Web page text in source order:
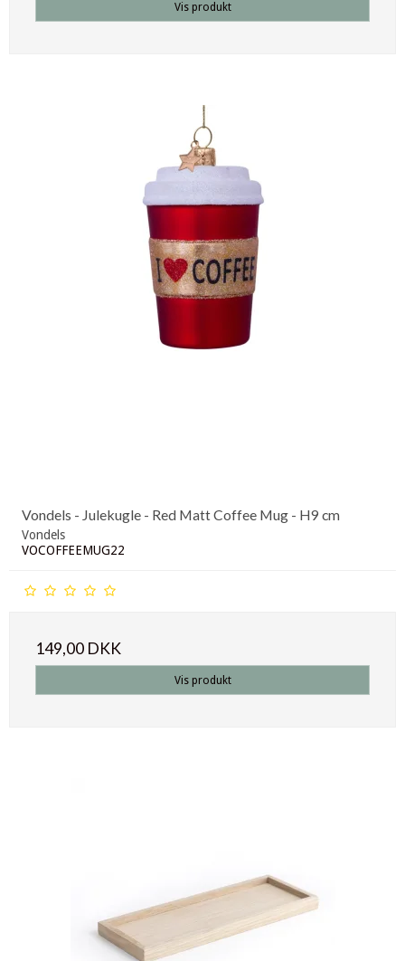
Vis produkt
Vondels - Julekugle - Red Matt Coffee Mug - H9 cm
Vondels
VOCOFFEEMUG22
149,00 DKK
Vis produkt